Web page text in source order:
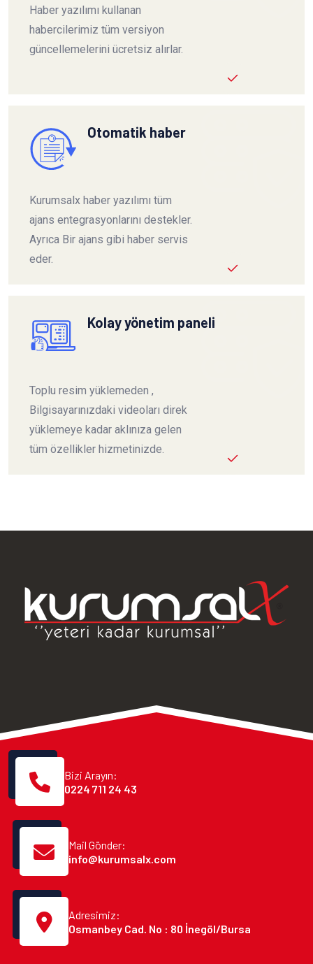
Haber yazılımı kullanan
habercilerimiz tüm versiyon
güncellemelerini ücretsiz alırlar.
Otomatik haber
Kurumsalx haber yazılımı tüm
ajans entegrasyonlarını destekler.
Ayrıca Bir ajans gibi haber servis
eder.
Kolay yönetim paneli
Toplu resim yüklemeden ,
Bilgisayarınızdaki videoları direk
yüklemeye kadar aklınıza gelen
tüm özellikler hizmetinizde.
Bizi Arayın:
0224 711 24 43
Mail Gönder:
info@kurumsalx.com
Adresimiz:
Osmanbey Cad. No : 80 İnegöl/Bursa